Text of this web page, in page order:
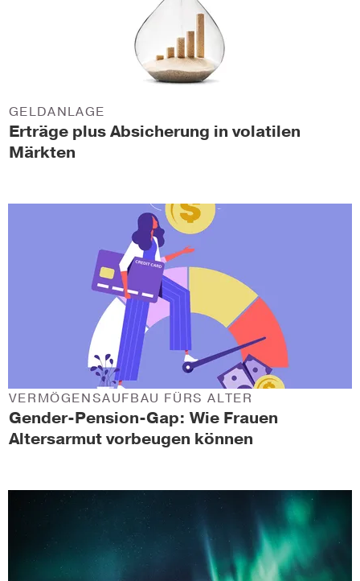
Erträge plus Absicherung in volatilen
Märkten
GELDANLAGE
Gender-Pension-Gap: Wie Frauen
Altersarmut vorbeugen können
VERMÖGENSAUFBAU FÜRS ALTER